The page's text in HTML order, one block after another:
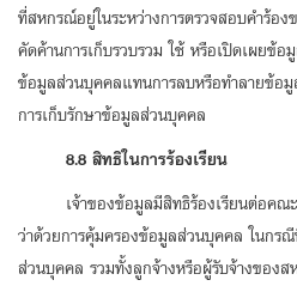
ที่สหกรณ์อยู่ในระหว่างการตรวจสอบคำร้อ
คัดค้านการเก็บรวบรวม ใช้ หรือเปิดเผยข้
ข้อมูลส่วนบุคคลแทนการลบหรือทำลายข้อ
การเก็บรักษาข้อมูลส่วนบุคคล
8.8 สิทธิในการร้องเรียน
เจ้าของข้อมูลมีสิทธิร้องเรียนต่อค
ว่าด้วยการคุ้มครองข้อมูลส่วนบุคคล ในก
ส่วนบุคคล รวมทั้งลูกจ้างหรือผู้รับจ้างของ